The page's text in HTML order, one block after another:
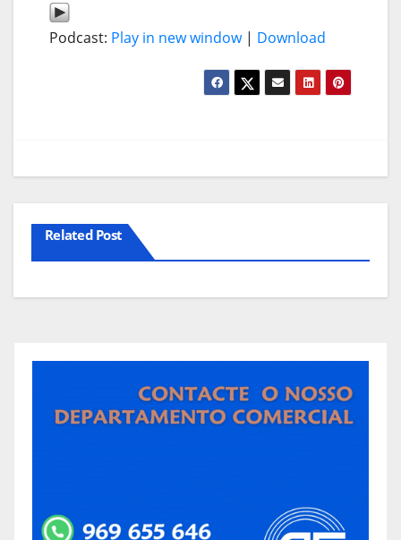
Podcast: Play in new window| Download
Related Post